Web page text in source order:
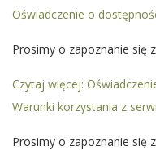
Oświadczenie o
Prosimy o zapoznanie się
Czytaj więcej:
Warunki korzystania z
Prosimy o zapoznanie się